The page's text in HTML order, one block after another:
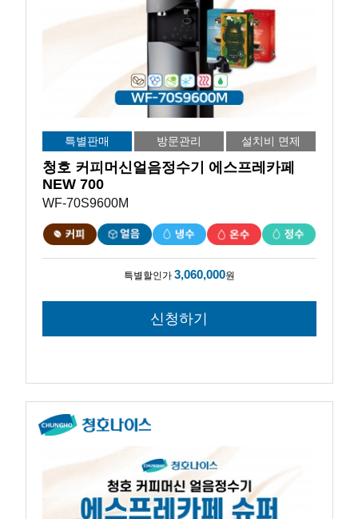
특별판매 방문관리 설치비 면제
청호 커피머신얼음정수기 에스프레카페
NEW 700
WF-70S9600M
특별할인가 3,060,000원